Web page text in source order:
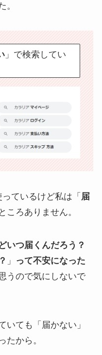
。
」で検索してい
っているけど私は「 届
ころありません。
いつ届くんだろう？
」 って不安になった
うので気にしないで
いても「届かない」
たから。